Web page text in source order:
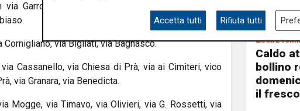
Garrone, Lungotorrente Secca, via Artigiani, via
via Bigliati, via Bagnasco.
Cassanello, via Chiesa di Prà, via ai Cimiteri, vico
via Granara, via Benedicta.
Mogge, via Timavo, via Olivieri, via G. Rossetti, via
Estate
Caldo
bollino
il fresco
Accetta tutti Rifiuta tutti